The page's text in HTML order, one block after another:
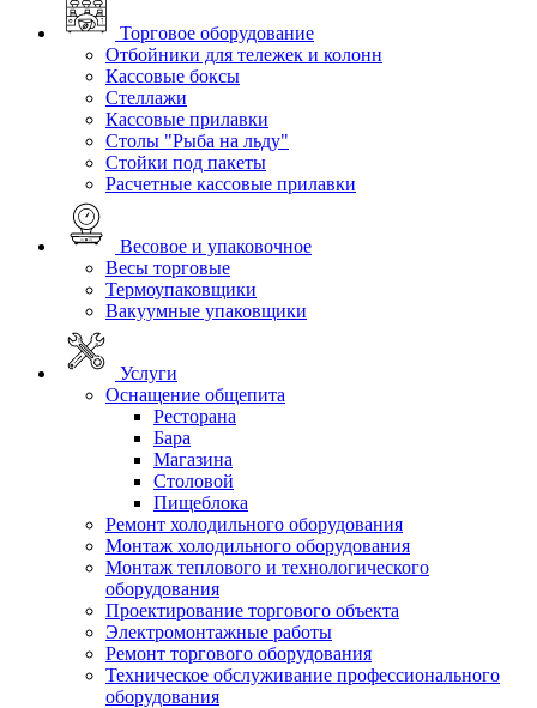
Торговое оборудование
Отбойники для тележек и колонн
Кассовые боксы
Стеллажи
Кассовые прилавки
Столы "Рыба на льду"
Стойки под пакеты
Расчетные кассовые прилавки
Весовое и упаковочное
Весы торговые
Термоупаковщики
Вакуумные упаковщики
Услуги
Оснащение общепита
Ресторана
Бара
Магазина
Столовой
Пищеблока
Ремонт холодильного оборудования
Монтаж холодильного оборудования
Монтаж теплового и технологического
оборудования
Проектирование торгового объекта
Электромонтажные работы
Ремонт торгового оборудования
Техническое обслуживание профессионального
оборудования